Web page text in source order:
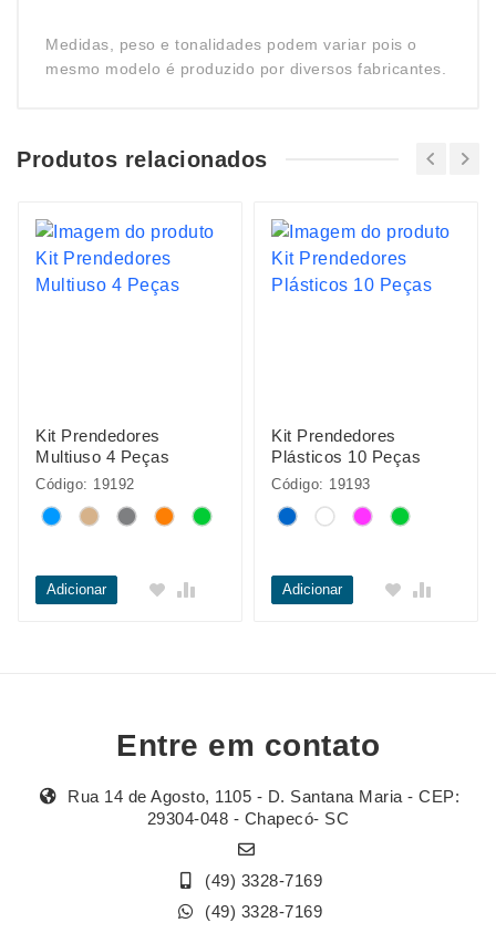
Medidas, peso e tonalidades podem variar pois o
mesmo modelo é produzido por diversos fabricantes.
Produtos relacionados
Kit Prendedores
Multiuso 4 Peças
Código: 19192
Adicionar
Kit Prendedores
Plásticos 10 Peças
Código: 19193
Adicionar
Entre em contato
Rua 14 de Agosto, 1105 - D. Santana Maria - CEP:
29304-048 - Chapecó- SC
(49) 3328-7169
(49) 3328-7169